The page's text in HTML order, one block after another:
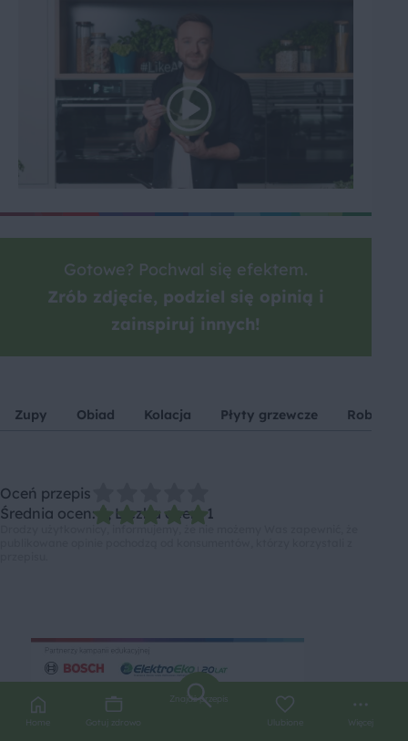
Home Gotuj zdrowo
Znajdź przepis
Ulubione Więcej
Gotowe? Pochwal się efektem.
Zrób zdjęcie, podziel się opinią i
zainspiruj innych!
Zupy Obiad Kolacja Płyty grzewcze Roboty
Oceń przepis
Średnia ocen: 5, Liczba ocen: 1
Drodzy użytkownicy, informujemy, że nie możemy Was zapewnić, że